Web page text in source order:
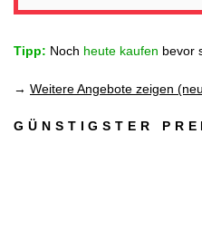
Tipp: Noch heute kaufen bevor
→ Weitere Angebote zeigen
GÜNSTIGSTER